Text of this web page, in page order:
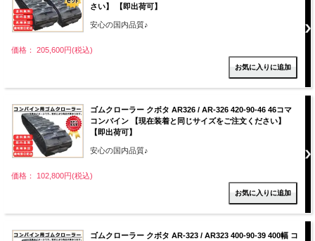
さい】 【即出荷可】
安心の国内品質♪
価格： 205,600円(税込)
ゴムクローラー クボタ AR326 / AR-326 420-90-46 46コマ
コンバイン 【現在装着と同じサイズをご注文ください】
【即出荷可】
安心の国内品質♪
価格： 102,800円(税込)
ゴムクローラー クボタ AR-323 / AR323 400-90-39 400幅 コ